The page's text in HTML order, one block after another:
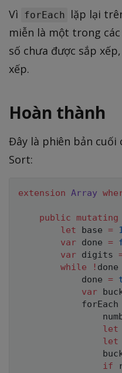
Vì forEach
lặp lại
miễn là một trong
số chưa được sắp
xếp.
Hoàn thành
Đây là phiên bản cuối
Sort:
extension Array
public mutating
let base =
var done =
var digits
while
! done
            done
=
var
            forEach
let
let
if